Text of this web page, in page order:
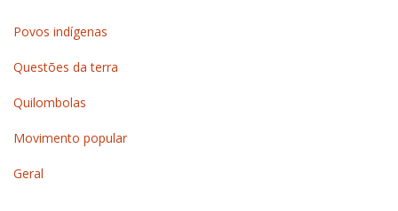
Povos indígenas
Questões da terra
Quilombolas
Movimento popular
Geral